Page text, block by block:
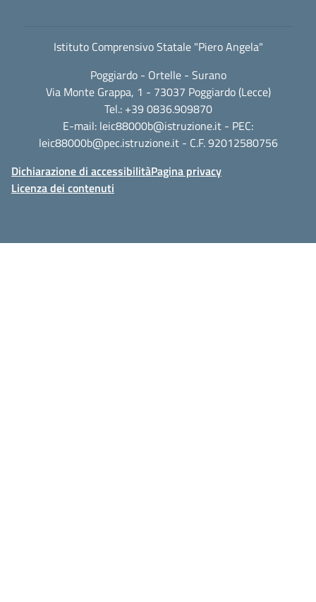
Istituto Comprensivo Statale "Piero Angela"
Poggiardo - Ortelle - Surano
Via Monte Grappa, 1 - 73037 Poggiardo (Lecce)
Tel.: +39 0836.909870
E-mail: leic88000b@istruzione.it - PEC:
leic88000b@pec.istruzione.it- C.F. 92012580756
Dichiarazione di accessibilitàPagina privacy
Licenza dei contenuti